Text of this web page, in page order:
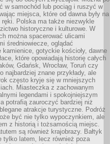
w samochód lub pociąg i ruszyć w
miejsca, które od dawna były na
ręki. Polska ma także niezwykle
historyczne i kulturowe. W
można spacerować ulicami
średniowiecze, oglądać
kamienice, gotyckie kościoły, dawne
które opowiadają historię całych
Gdańsk, Wrocław, Toruń czy
najbardziej znane przykłady, ale
często kryje się w mniejszych
Miasteczka z zachowanym
legendami i spokojniejszym
potrafią zauroczyć bardziej niż
atrakcje turystyczne. Podróż
być nie tylko wypoczynkiem, ale
z historią i tożsamością miejsc.
są również krajobrazy. Bałtyk
tylko latem, lecz również poza